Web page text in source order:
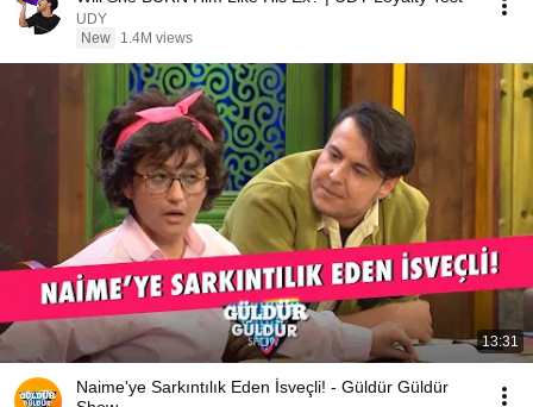
UDY
New
1.4M views
13:31
Naime'ye Sarkıntılık Eden İsveçli! - Güldür Güldür